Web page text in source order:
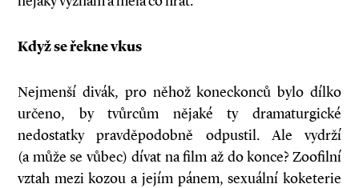
Když se řekne vkus
Nejmenší divák, pro něhož koneckonců bylo dílko
určeno, by tvůrcům nějaké ty dramaturgické
nedostatky pravděpodobně odpustil. Ale vydrží
(a může se vůbec) dívat na film až do konce? Zoofilní
vztah mezi kozou a jejím pánem, sexuální koketerie